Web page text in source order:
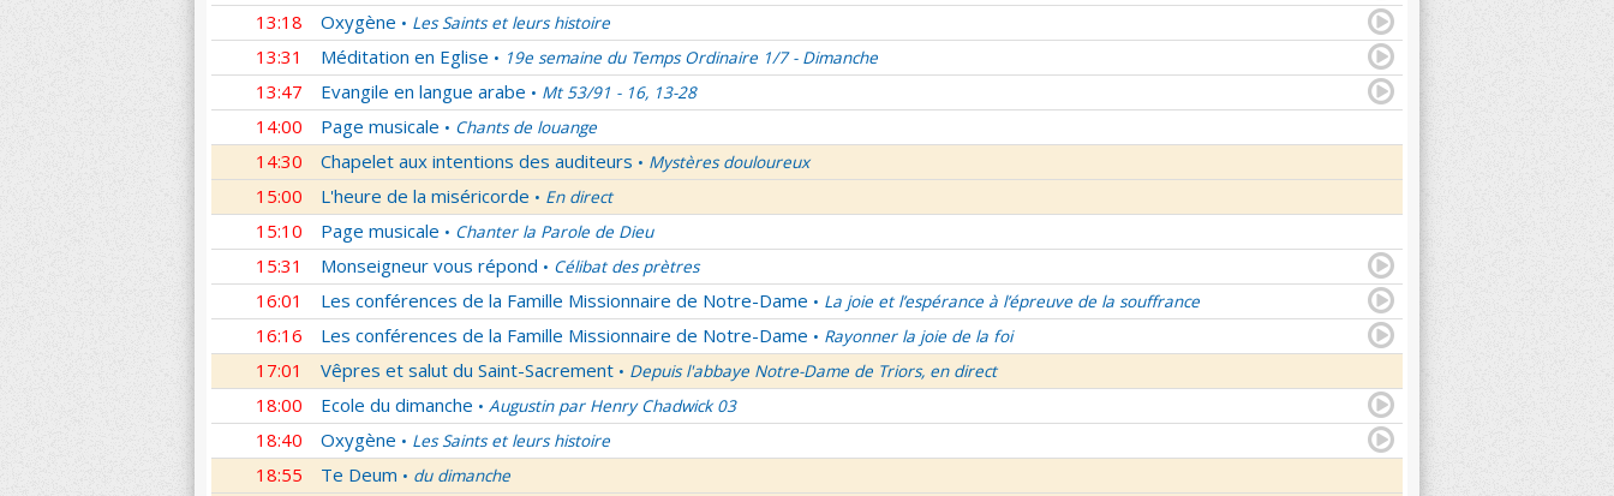
13:18 Oxygène • Les Saints et leurs histoire
13:31 Méditation en Eglise • 19e semaine du Temps Ordinaire 1/7 - Dimanche
13:47 Evangile en langue arabe • Mt 53/91 - 16, 13-28
14:00 Page musicale • Chants de louange
14:30 Chapelet aux intentions des auditeurs • Mystères douloureux
15:00 L'heure de la miséricorde • En direct
15:10 Page musicale • Chanter la Parole de Dieu
15:31 Monseigneur vous répond • Célibat des prètres
16:01 Les conférences de la Famille Missionnaire de Notre-Dame • La joie et l’espérance à l’épreuve de la souffrance
16:16 Les conférences de la Famille Missionnaire de Notre-Dame • Rayonner la joie de la foi
17:01 Vêpres et salut du Saint-Sacrement • Depuis l'abbaye Notre-Dame de Triors, en direct
18:00 Ecole du dimanche • Augustin par Henry Chadwick 03
18:40 Oxygène • Les Saints et leurs histoire
18:55 Te Deum • du dimanche